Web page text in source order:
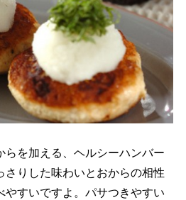
らを加える、ヘルシーハンバー
さりした味わいとおからの相性
やすいですよ。パサつきやすい